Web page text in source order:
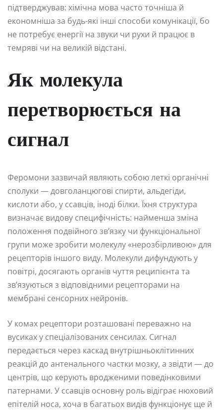
підтверджував: хімічна мова часто точніша й
економніша за будь-які інші способи комунікації, бо
не потребує енергії на звуки чи рухи й працює в
темряві чи на великій відстані.
Як молекула
перетворюється на
сигнал
Феромони зазвичай являють собою леткі органічні
сполуки — довголанцюгові спирти, альдегіди,
кислоти або, у ссавців, іноді білки. Їхня структура
визначає видову специфічність: найменша зміна
положення подвійного зв’язку чи функціональної
групи може зробити молекулу «нерозбірливою» для
рецепторів іншого виду. Молекули дифундують у
повітрі, досягають органів чуття реципієнта та
зв’язуються з відповідними рецепторами на
мембрані сенсорних нейронів.
У комах рецептори розташовані переважно на
вусиках у спеціалізованих сенсилах. Сигнал
передається через каскад внутрішньоклітинних
реакцій до антенального частки мозку, а звідти — до
центрів, що керують вродженими поведінковими
патернами. У ссавців основну роль відіграє нюховий
епітелій носа, хоча в багатьох видів функціонує ще й